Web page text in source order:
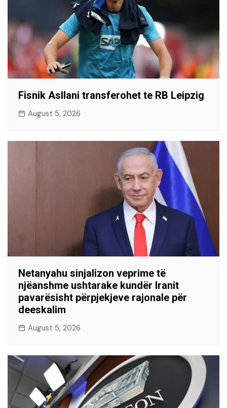
Fisnik Asllani transferohet te RB Leipzig
August 5, 2026
Netanyahu sinjalizon veprime të
njëanshme ushtarake kundër Iranit
pavarësisht përpjekjeve rajonale për
deeskalim
August 5, 2026